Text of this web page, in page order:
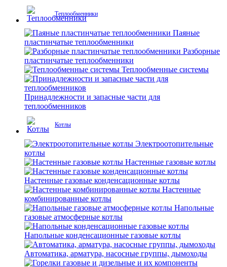
Теплообменники
Паяные
пластинчатые теплообменники
Разборные
пластинчатые теплообменники
Теплообменные системы
Принадлежности и запасные части для
теплообменников
Котлы
Электроотопительные
котлы
Настенные газовые котлы
Настенные газовые конденсационные котлы
Настенные
комбинированные котлы
Напольные
газовые атмосферные котлы
Напольные конденсационные газовые котлы
Автоматика, арматура, насосные группы, дымоходы